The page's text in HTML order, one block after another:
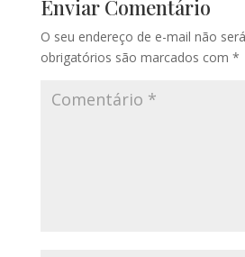
Enviar Comentário
O seu endereço de e-mail não
obrigatórios são marcados com *